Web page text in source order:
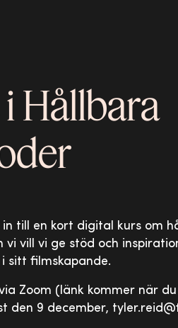
Hållbara
till en kort digital kurs om
vill vi ge stöd och
sitt filmskapande.
Zoom (länk kommer när
den 9 december,